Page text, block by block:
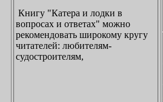
Книгу "Катера и лодки в
вопросах и ответах" можно
рекомендовать широкому кругу
читателей: любителям-
судостроителям,